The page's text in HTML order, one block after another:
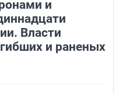
и
Власти
и раненых